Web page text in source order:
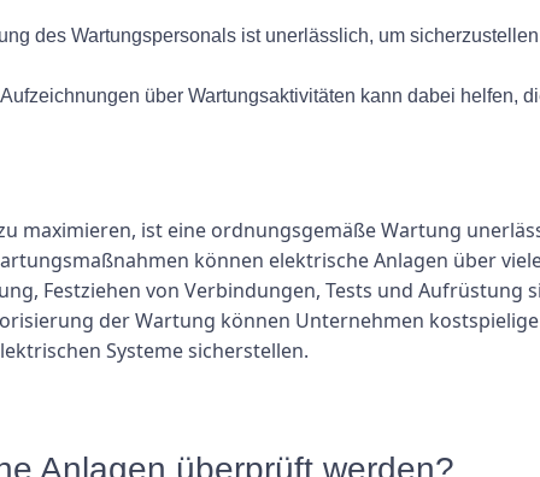
des Wartungspersonals ist unerlässlich, um
über Wartungsaktivitäten kann dabei helfen,
maximieren, ist eine ordnungsgemäße Wartung
können elektrische Anlagen über
Festziehen von Verbindungen, Tests und Aufrüstung
der Wartung können Unternehmen
Systeme sicherstellen.
Anlagen überprüft werden?